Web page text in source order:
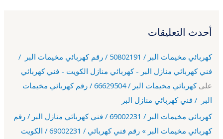
أحدث التعليقات
كهربائي مخيمات البر / 50802191 / رقم كهربائي مخيمات البر /
فني كهربائي منازل البر - كهربائي منازل الكويت - فني كهربائي
على
كهربائي مخيمات البر / 66629504 / رقم كهربائي مخيمات
البر / فني كهربائي منازل البر
كهربائي مخيمات البر / 69002231 / فني كهربائي منازل البر / رقم
كهربائي مخيمات البر » رقم فني كهربائي / 69002231 / الكويت